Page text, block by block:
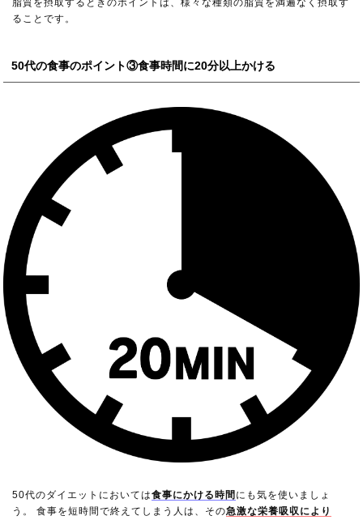
脂質を摂取するときのポイントは、様々な種類の脂質を満遍なく摂取す
ることです。
50代の食事のポイント③食事時間に20分以上かける
50代のダイエットにおいては食事にかける時間 にも気を使いましょ
う。 食事を短時間で終えてしまう人は、その急激な栄養吸収により